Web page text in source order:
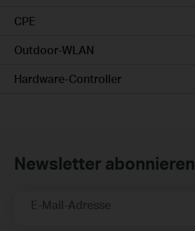
CPE
Outdoor-WLAN
Hardware-Controller
Newsletter abonnieren
E-Mail-Adresse